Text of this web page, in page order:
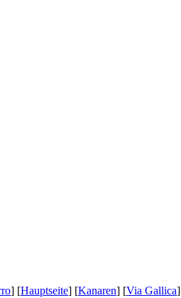
] [Hauptseite] [Kanaren] [Via Gallica]